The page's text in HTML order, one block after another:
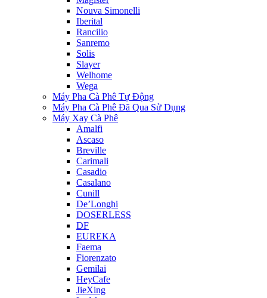
Nouva Simonelli
Iberital
Rancilio
Sanremo
Solis
Slayer
Welhome
Wega
Máy Pha Cà Phê Tự Động
Máy Pha Cà Phê Đã Qua Sử Dụng
Máy Xay Cà Phê
Amalfi
Ascaso
Breville
Carimali
Casadio
Casalano
Cunill
De’Longhi
DOSERLESS
DF
EUREKA
Faema
Fiorenzato
Gemilai
HeyCafe
JieXing